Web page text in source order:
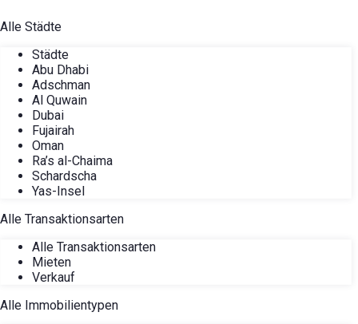
Alle Städte
Städte
Abu Dhabi
Adschman
Al Quwain
Dubai
Fujairah
Oman
Ra’s al-Chaima
Schardscha
Yas-Insel
Alle Transaktionsarten
Alle Transaktionsarten
Mieten
Verkauf
Alle Immobilientypen